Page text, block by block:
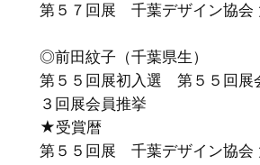
第５７回展 千葉デザイン協会
◎前田紋子（千葉県生）
第５５回展初入選 第５５回
３回展会員推挙
★受賞暦
第５５回展 千葉デザイン協会